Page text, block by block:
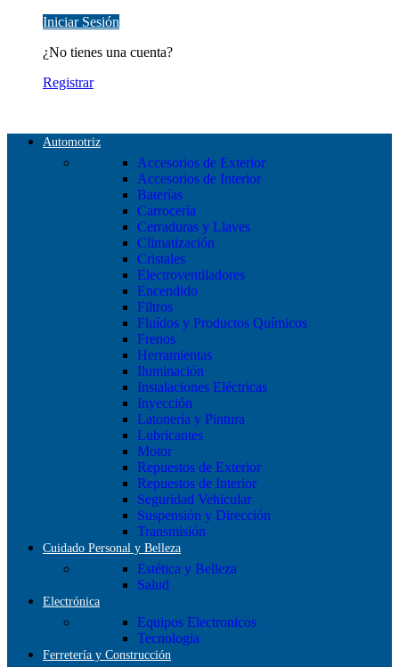
Iniciar Sesión
¿No tienes una cuenta?
Registrar
Automotriz
Accesorios de Exterior
Accesorios de Interior
Baterías
Carrocería
Cerraduras y Llaves
Climatización
Cristales
Electroventiladores
Encendido
Filtros
Fluídos y Productos Químicos
Frenos
Herramientas
Iluminación
Instalaciones Eléctricas
Inyección
Latonería y Pintura
Lubricantes
Motor
Repuestos de Exterior
Repuestos de Interior
Seguridad Vehicular
Suspensión y Dirección
Transmisión
Cuidado Personal y Belleza
Estética y Belleza
Salud
Electrónica
Equipos Electronicos
Tecnologia
Ferretería y Construcción